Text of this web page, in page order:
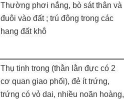
Thường phơi nắng, bò sát thân và
đuôi vào đất ; trú đông trong các
hang đất khô
Thụ tinh trong (thằn lằn đực có 2
cơ quan giao phối), đẻ ít trứng,
trứng có vỏ dai, nhiều noãn hoàng,